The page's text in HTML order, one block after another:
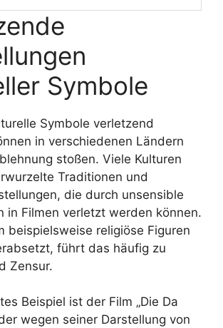
Symbole
Symbole verletzend
in verschiedenen Ländern
stoßen. Viele Kulturen
Traditionen und
die durch unsensible
in Filmen verletzt werden können.
beispielsweise religiöse Figuren
führt das häufig zu
Zensur.
Beispiel ist der Film „Die Da
wegen seiner Darstellung von